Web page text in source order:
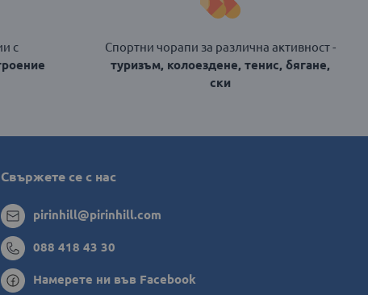
с
Спортни чорапи за различна активност -
туризъм, колоездене, тенис, бягане,
ски
Свържете се с нас
pirinhill@pirinhill.com
088 418 43 30
Намерете ни във Facebook